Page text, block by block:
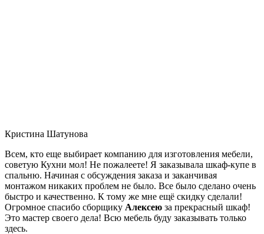
Кристина Шатунова
Всем, кто еще выбирает компанию для изготовления мебели,
советую Кухни мол! Не пожалеете! Я заказывала шкаф-купе в
спальню. Начиная с обсуждения заказа и заканчивая
монтажом никаких проблем не было. Все было сделано очень
быстро и качественно. К тому же мне ещё скидку сделали!
Огромное спасибо сборщику Алексею за прекрасный шкаф!
Это мастер своего дела! Всю мебель буду заказывать только
здесь.